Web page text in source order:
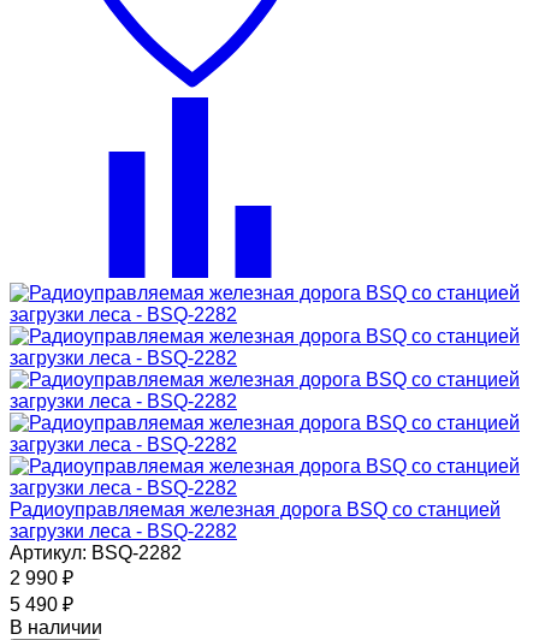
Радиоуправляемая железная дорога BSQ со станцией
загрузки леса - BSQ-2282
Артикул: BSQ-2282
2 990 ₽
5 490 ₽
В наличии